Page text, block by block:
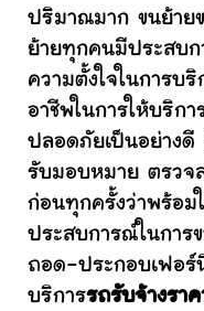
ปริมาณมาก ขนย้าย
ย้ายทุกคนมีประสบก
ความตั้งใจในการบ
อาชีพในการให้บริก
ปลอดภัยเป็นอย่าง
รับมอบหมาย ตรวจ
ก่อนทุกครั้งว่าพร้อม
ประสบการณ์ในการ
ถอด-ประกอบเฟอร์
บริการรถรับจ้างรา